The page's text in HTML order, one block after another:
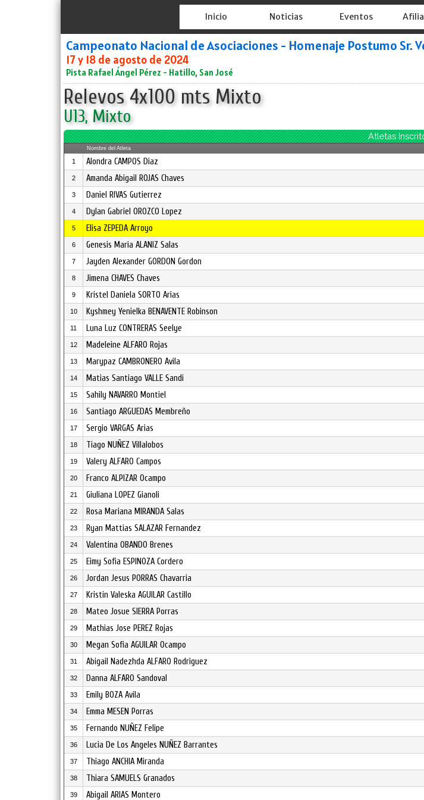
Inicio Noticias Eventos
Campeonato Nacional de Asociaciones - Homenaje Postumo Sr.
17 y 18 de agosto de 2024
Pista Rafael Ángel Pérez - Hatillo, San José
Relevos 4x100 mts Mixto
U13, Mixto
Atletas
Nombre del Atleta
1 Alondra CAMPOS Diaz
2 Amanda Abigail ROJAS Chaves
3 Daniel RIVAS Gutierrez
4 Dylan Gabriel OROZCO Lopez
5 Elisa ZEPEDA Arroyo
6 Genesis Maria ALANIZ Salas
7 Jayden Alexander GORDON Gordon
8 Jimena CHAVES Chaves
9 Kristel Daniela SORTO Arias
10 Kyshmey Yenielka BENAVENTE Robinson
11 Luna Luz CONTRERAS Seelye
12 Madeleine ALFARO Rojas
13 Marypaz CAMBRONERO Avila
14 Matias Santiago VALLE Sandi
15 Sahily NAVARRO Montiel
16 Santiago ARGUEDAS Membreño
17 Sergio VARGAS Arias
18 Tiago NUÑEZ Villalobos
19 Valery ALFARO Campos
20 Franco ALPIZAR Ocampo
21 Giuliana LOPEZ Gianoli
22 Rosa Mariana MIRANDA Salas
23 Ryan Mattias SALAZAR Fernandez
24 Valentina OBANDO Brenes
25 Eimy Sofia ESPINOZA Cordero
26 Jordan Jesus PORRAS Chavarria
27 Kristin Valeska AGUILAR Castillo
28 Mateo Josue SIERRA Porras
29 Mathias Jose PEREZ Rojas
30 Megan Sofia AGUILAR Ocampo
31 Abigail Nadezhda ALFARO Rodriguez
32 Danna ALFARO Sandoval
33 Emily BOZA Avila
34 Emma MESEN Porras
35 Fernando NUÑEZ Felipe
36 Lucia De Los Angeles NUÑEZ Barrantes
37 Thiago ANCHIA Miranda
38 Thiara SAMUELS Granados
39 Abigail ARIAS Montero